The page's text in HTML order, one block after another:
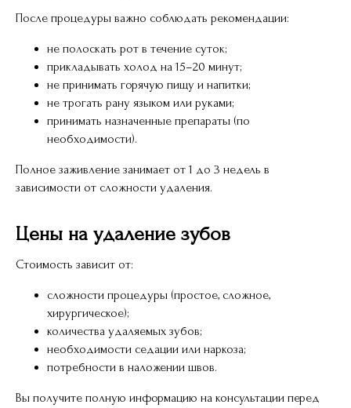
После процедуры важно соблюдать рекомендации:
не полоскать рот в течение суток;
прикладывать холод на 15–20 минут;
не принимать горячую пищу и напитки;
не трогать рану языком или руками;
принимать назначенные препараты (по
необходимости).
Полное заживление занимает от 1 до 3 недель в
зависимости от сложности удаления.
Цены на удаление зубов
Стоимость зависит от:
сложности процедуры (простое, сложное,
хирургическое);
количества удаляемых зубов;
необходимости седации или наркоза;
потребности в наложении швов.
Вы получите полную информацию на консультации перед